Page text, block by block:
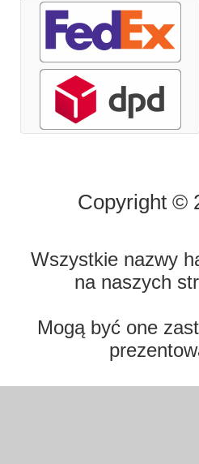
Copyright ©
Wszystkie nazwy
na naszych
Mogą być one